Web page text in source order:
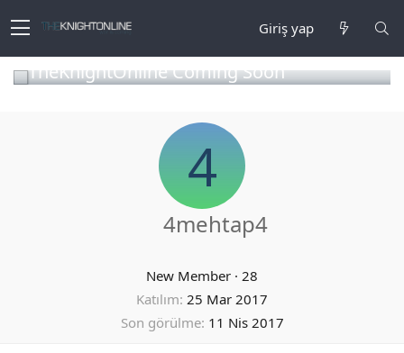
Giriş yap
TheKnightOnline Coming Soon
4
4mehtap4
New Member · 28
Katılım 25 Mar 2017
Son görülme 11 Nis 2017